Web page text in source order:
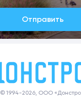
Отправить
© 1994-2026, ООО